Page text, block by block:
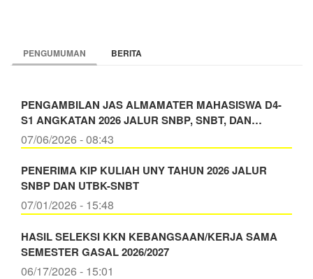
PENGUMUMAN BERITA
PENGAMBILAN JAS ALMAMATER MAHASISWA D4-
S1 ANGKATAN 2026 JALUR SNBP, SNBT, DAN…
07/06/2026 - 08:43
PENERIMA KIP KULIAH UNY TAHUN 2026 JALUR
SNBP DAN UTBK-SNBT
07/01/2026 - 15:48
HASIL SELEKSI KKN KEBANGSAAN/KERJA SAMA
SEMESTER GASAL 2026/2027
06/17/2026 - 15:01